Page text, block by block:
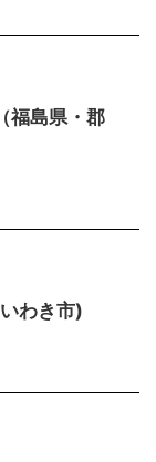
福島県・郡
わき市)